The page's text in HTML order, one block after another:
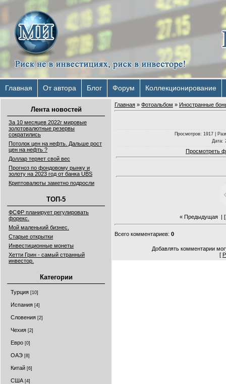
Главная От автора Блог Форум Коллекционирование
Лента новостей
За 10 месяцев 2022г мировые
золотовалютные резервы
сократились
Потолок цен на нефть. Дальше рост
цен на нефть ?
Доллар теряет свой вес
Прогноз по фондовому рынку и
золоту на 2023 год от банка UBS
Криптовалюты заметно подросли
ТОП-5
ФСФР планирует регулировать
форекс.
Мой маленький бизнес.
Старые открытки
Инвестиционные монеты
Хетти Грин - самый странный
инвестор.
Категории
Турция [10]
Испания [4]
Словения [2]
Чехия [2]
Евро [0]
ОАЭ [8]
Китай [6]
США [4]
Главная » Фотоальбом » Иностранные
Просмотров: 1917 |
Дата:
Просмотреть
« Предыдущая| [
Всего комментариев: 0
Добавлять комментарии
[